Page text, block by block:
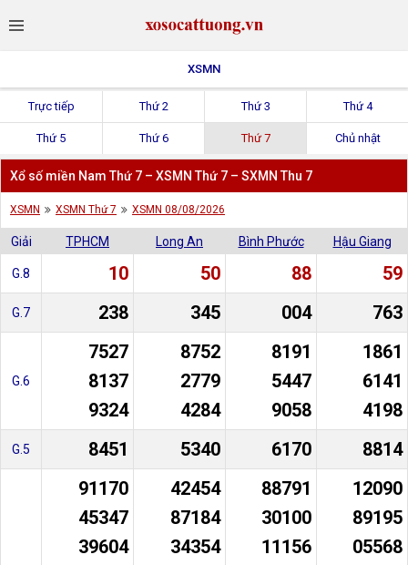
XSMN
Trực tiếp Thứ 2 Thứ 3 Thứ 4
Thứ 5 Thứ 6 Thứ 7 Chủ nhật
Xổ số miền Nam Thứ 7 – XSMN Thứ 7 – SXMN Thu 7
XSMN XSMN Thứ 7 XSMN 08/08/2026
Giải TPHCM Long An Bình Phước Hậu Giang
G.8 10 50 88 59
G.7 238 345 004 763
G.6
7527
8137
9324
8752
2779
4284
8191
5447
9058
1861
6141
4198
G.5 8451 5340 6170 8814
91170
45347
39604
42454
87184
34354
88791
30100
11156
12090
89195
05568